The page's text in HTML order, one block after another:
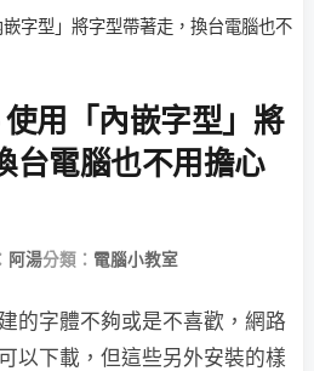
字型」將字型帶著走，換台電腦也不
用「內嵌字型」將
台電腦也不用擔心
阿湯分類： 電腦小教室
的字體不夠或是不喜歡，網路
以下載，但這些另外安裝的樣